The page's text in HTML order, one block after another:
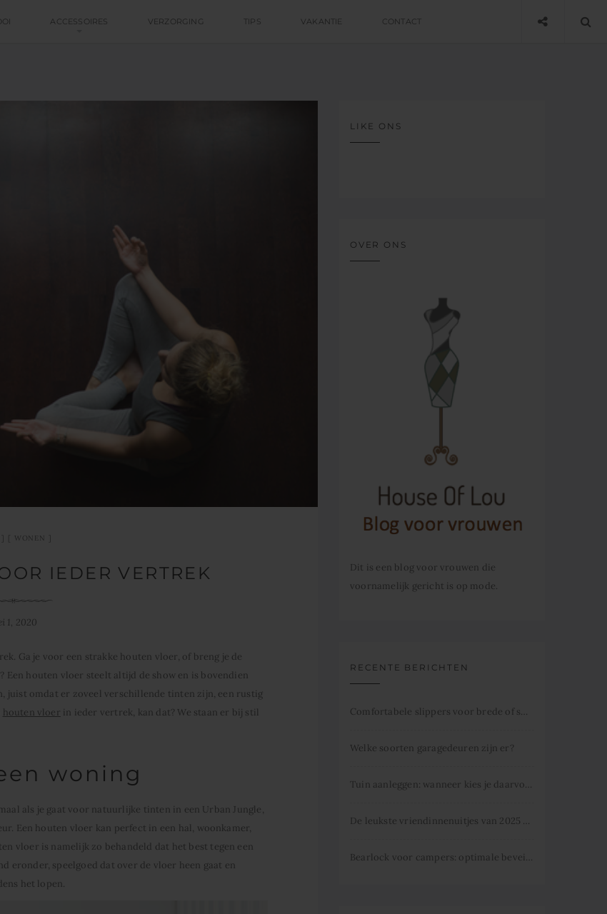
ACCESSOIRES VERZORGING TIPS VAKANTIE CONTACT
WONEN
IEDER VERTREK
1, 2020
Ga je voor een strakke houten vloer, of breng je de
houten vloer steelt altijd de show en is bovendien
omdat er zoveel verschillende tinten zijn, een rustig
houten vloer in ieder vertrek, kan dat? We staan er bij stil
woning
als je gaat voor natuurlijke tinten in een Urban Jungle,
Een houten vloer kan perfect in een hal, woonkamer,
vloer is namelijk zo behandeld dat het best tegen een
eronder, speelgoed dat over de vloer heen gaat en
het lopen.
LIKE ONS
OVER ONS
Dit is een blog voor vrouwen die
voornamelijk gericht is op mode.
RECENTE BERICHTEN
Comfortabele slippers voor brede of smalle voeten
Welke soorten garagedeuren zijn er?
Tuin aanleggen: wanneer kies je daarvoor
De leukste vriendinnenuitjes van 2025 dit mag je niet missen.
Bearlock voor campers: optimale beveiliging